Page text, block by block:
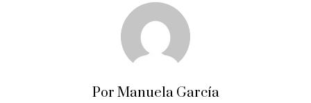
Por Manuela García